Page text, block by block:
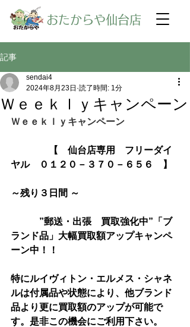
​おたからや仙台店
記事
Ｗｅｅｋｌｙキャンペーン
sendai4
2024年8月23日 読了時間: 1分
Ｗｅｅｋｌｙキャンペーン
【　仙台店専用　フリーダイ
ヤル　０１２０－３７０－６５６　】
～残り３日間 ～
”郵送・出張　買取強化中”「ブ
ランド品」大幅買取額アップキャンペ
ーン中！！
特にルイヴィトン・エルメス・シャネ
ルは付属品や状態により、他ブランド
品より更に買取額のアップが可能で
す。是非この機会にご利用下さい。